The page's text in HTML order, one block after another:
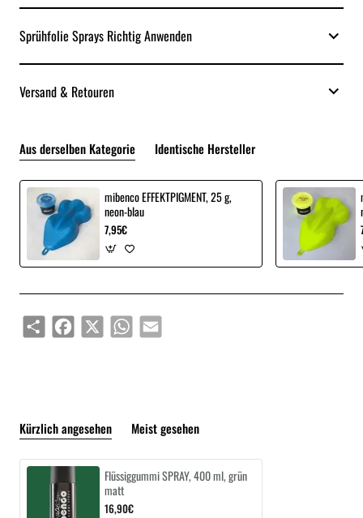
Sprühfolie Sprays Richtig Anwenden
Versand & Retouren
Aus derselben Kategorie Identische Hersteller
mibenco EFFEKTPIGMENT, 25 g,
neon-blau
7,95€
ShareFacebook
X WhatsAppEmail
Kürzlich angesehen Meist gesehen
Flüssiggummi SPRAY, 400 ml, grün
matt
16,90€